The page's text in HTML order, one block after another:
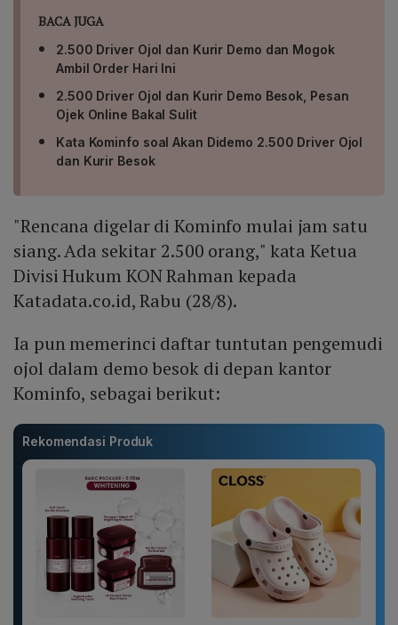
BACA JUGA
2.500 Driver Ojol dan Kurir Demo dan Mogok
Ambil Order Hari Ini
2.500 Driver Ojol dan Kurir Demo Besok, Pesan
Ojek Online Bakal Sulit
Kata Kominfo soal Akan Didemo 2.500 Driver Ojol
dan Kurir Besok
"Rencana digelar di Kominfo mulai jam satu
siang. Ada sekitar 2.500 orang," kata Ketua
Divisi Hukum KON Rahman kepada
Katadata.co.id, Rabu (28/8).
Ia pun memerinci daftar tuntutan pengemudi
ojol dalam demo besok di depan kantor
Kominfo, sebagai berikut:
Rekomendasi Produk